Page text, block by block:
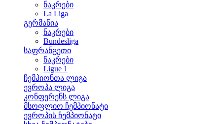
ნაკრები
La Liga
გერმანია
ნაკრები
Bundesliga
საფრანგეთი
ნაკრები
Ligue 1
ჩემპიონთა ლიგა
ევროპა ლიგა
კონფერენს ლიგა
მსოფლიო ჩემპიონატი
ევროპის ჩემპიონატი